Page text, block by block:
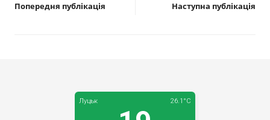
Попередня публікація Наступна публікація